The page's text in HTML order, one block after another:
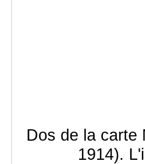
Dos de la carte
1914).